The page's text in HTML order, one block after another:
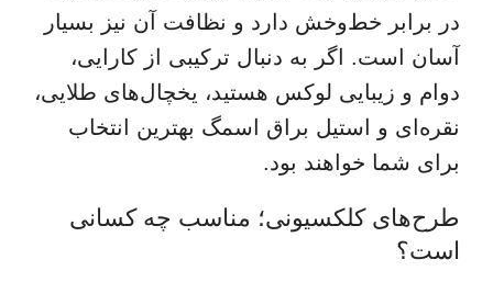
در برابر خط‌وخش دارد و نظافت آن نیز بسیار
آسان است. اگر به دنبال ترکیبی از کارایی،
دوام و زیبایی لوکس هستید، یخچال‌های طلایی،
نقره‌ای و استیل براق اسمگ بهترین انتخاب
برای شما خواهند بود.
طرح‌های کلکسیونی؛ مناسب چه کسانی
است؟